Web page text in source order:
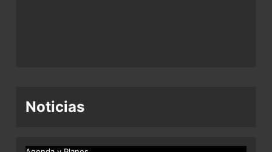
Noticias